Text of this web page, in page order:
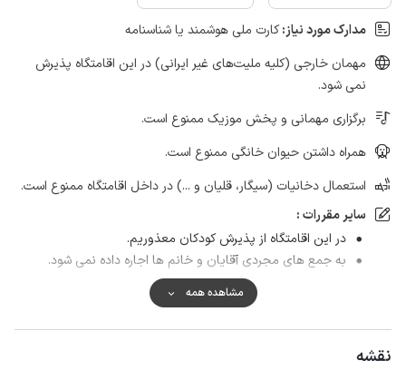
مدارک مورد نیاز:کارت ملی هوشمند یا شناسنامه
مهمان خارجی (کلیه ملیت‌های غیر ایرانی) در این اقامتگاه پذیرش
نمی شود.
برگزاری مهمانی و پخش موزیک ممنوع است.
همراه داشتن حیوان خانگی ممنوع است.
استعمال دخانیات (سیگار، قلیان و ...) در داخل اقامتگاه ممنوع است.
سایر مقررات :
در این اقامتگاه از پذیرش کودکان معذوریم.
به جمع های مجردی آقایان و خانم ها اجاره داده نمی شود.
مسئولیت تمام لوازم آپارتمان به عهده شخص رزرو کننده می‌باشد
و در صورت بروز خسارت از جمله مبلمان و لوازم برقی مبلغ خسارت
به ارزش نو و جدید آن دریافت می‌شود.
مشاهده همه
نقشه